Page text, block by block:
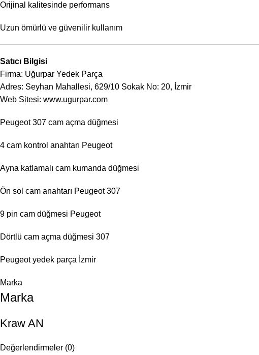
Orijinal kalitesinde performans
Uzun ömürlü ve güvenilir kullanım
Satıcı Bilgisi
Firma: Uğurpar Yedek Parça
Adres: Seyhan Mahallesi, 629/10 Sokak No: 20, İzmir
Web Sitesi: www.ugurpar.com
Peugeot 307 cam açma düğmesi
4 cam kontrol anahtarı Peugeot
Ayna katlamalı cam kumanda düğmesi
Ön sol cam anahtarı Peugeot 307
9 pin cam düğmesi Peugeot
Dörtlü cam açma düğmesi 307
Peugeot yedek parça İzmir
Marka
Marka
Kraw AN
Değerlendirmeler (0)